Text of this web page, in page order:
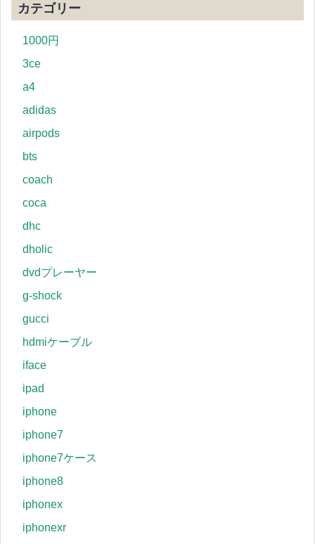
カテゴリー
1000円
3ce
a4
adidas
airpods
bts
coach
coca
dhc
dholic
dvdプレーヤー
g-shock
gucci
hdmiケーブル
iface
ipad
iphone
iphone7
iphone7ケース
iphone8
iphonex
iphonexr